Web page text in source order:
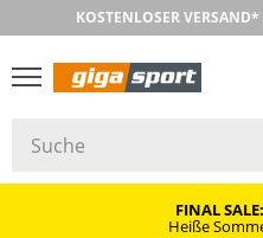
30 TAGE
FINAL
Heiße